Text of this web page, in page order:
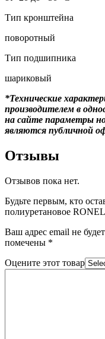
Тип кронштейна
поворотный
Тип подшипника
шариковый
*Технические
производителем в
на сайте параметры
являются публичной
Отзывы
Отзывов пока нет.
Будьте первым, кто
полиуретановое
Ваш адрес email не
помечены *
Оцените этот товар